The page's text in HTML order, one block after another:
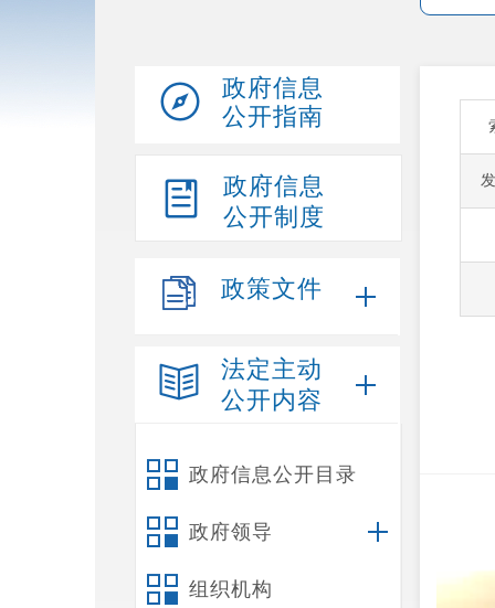
政府信息
公开指南
政府信息
公开制度
政策文件
法定主动
公开内容
政府信息公开目录
政府领导
组织机构